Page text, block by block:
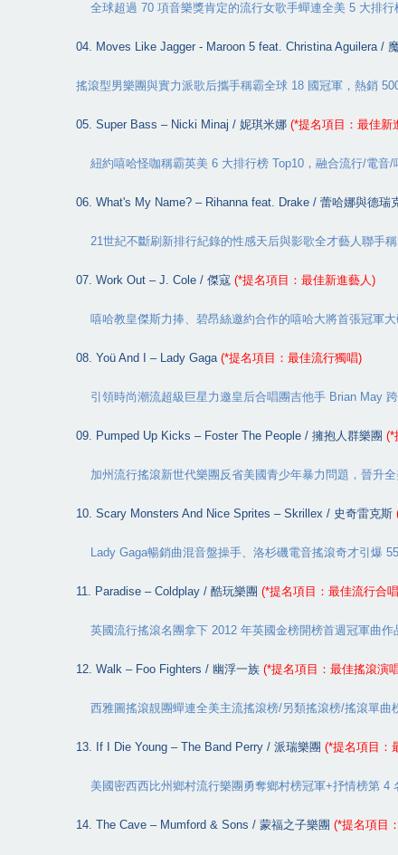
全球超過 70 項音樂獎肯定的流行女歌手蟬連全美 5 大排行
04. Moves Like Jagger - Maroon 5 feat. Christina Aguilera /
搖滾型男樂團與實力派歌后攜手稱霸全球 18 國冠軍，熱銷
05. Super Bass – Nicki Minaj / 妮琪米娜 (*提名項目：最佳新
紐約嘻哈怪咖稱霸英美 6 大排行榜 Top10 ，融合流行/電音/
06. What's My Name? – Rihanna feat. Drake / 蕾哈娜與德瑞
21世紀不斷刷新排行紀錄的性感天后與影歌全才藝人聯手
07. Work Out – J. Cole / 傑寇 (*提名項目：最佳新進藝人)
嘻哈教皇傑斯力捧、碧昂絲邀約合作的嘻哈大將首張冠軍
08. Yoü And I – Lady Gaga (*提名項目：最佳流行獨唱)
引領時尚潮流超級巨星力邀皇后合唱團吉他手 Brian May
09. Pumped Up Kicks – Foster The People / 擁抱人群樂團 (*
加州流行搖滾新世代樂團反省美國青少年暴力問題，晉升
10. Scary Monsters And Nice Sprites – Skrillex / 史奇雷克斯
Lady Gaga暢銷曲混音盤操手、洛杉磯電音搖滾奇才引爆
11. Paradise – Coldplay / 酷玩樂團 (*提名項目：最佳流行合唱
英國流行搖滾名團拿下 2012 年英國金榜開榜首週冠軍曲作
12. Walk – Foo Fighters / 幽浮一族 (*提名項目：最佳搖滾演
西雅圖搖滾靚團蟬連全美主流搖滾榜/另類搖滾榜/搖滾單曲
13. If I Die Young – The Band Perry / 派瑞樂團 (*提名項目：
美國密西西比州鄉村流行樂團勇奪鄉村榜冠軍+抒情榜第 4
14. The Cave – Mumford & Sons / 蒙福之子樂團 (*提名項目